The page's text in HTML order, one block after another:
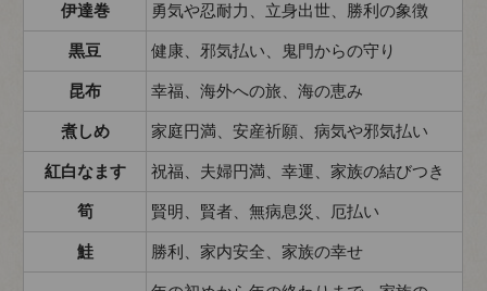
伊達巻 勇気や忍耐力、立身出世、勝利の象徴
黒豆 健康、邪気払い、鬼門からの守り
昆布 幸福、海外への旅、海の恵み
煮しめ 家庭円満、安産祈願、病気や邪気払い
紅白なます 祝福、夫婦円満、幸運、家族の結びつき
筍 賢明、賢者、無病息災、厄払い
鮭 勝利、家内安全、家族の幸せ